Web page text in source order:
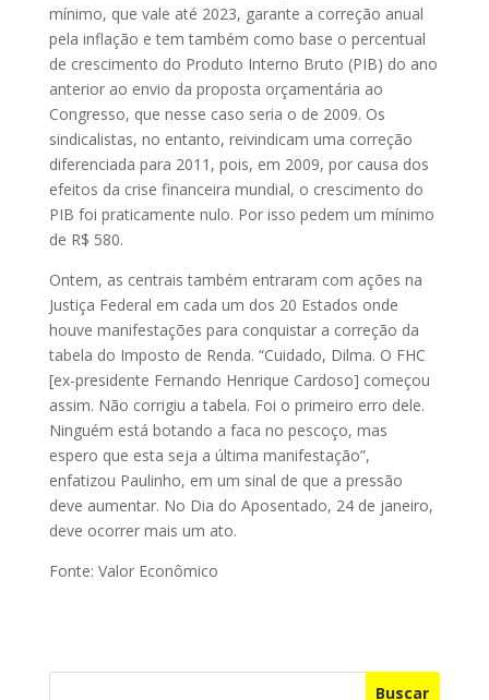
mínimo, que vale até 2023, garante a correção anual
pela inflação e tem também como base o percentual
de crescimento do Produto Interno Bruto (PIB) do ano
anterior ao envio da proposta orçamentária ao
Congresso, que nesse caso seria o de 2009. Os
sindicalistas, no entanto, reivindicam uma correção
diferenciada para 2011, pois, em 2009, por causa dos
efeitos da crise financeira mundial, o crescimento do
PIB foi praticamente nulo. Por isso pedem um mínimo
de R$ 580.
Ontem, as centrais também entraram com ações na
Justiça Federal em cada um dos 20 Estados onde
houve manifestações para conquistar a correção da
tabela do Imposto de Renda. “Cuidado, Dilma. O FHC
[ex-presidente Fernando Henrique Cardoso] começou
assim. Não corrigiu a tabela. Foi o primeiro erro dele.
Ninguém está botando a faca no pescoço, mas
espero que esta seja a última manifestação”,
enfatizou Paulinho, em um sinal de que a pressão
deve aumentar. No Dia do Aposentado, 24 de janeiro,
deve ocorrer mais um ato.
Fonte: Valor Econômico
Buscar